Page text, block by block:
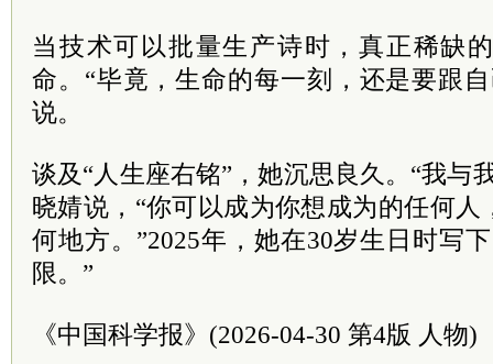
当技术可以批量生产诗时，真正稀缺
命。“毕竟，生命的每一刻，还是要跟
说。
谈及“人生座右铭”，她沉思良久。“我与
晓婧说，“你可以成为你想成为的任何
何地方。”2025年，她在30岁生日时写
限。”
《中国科学报》(2026-04-30 第4版 人物)